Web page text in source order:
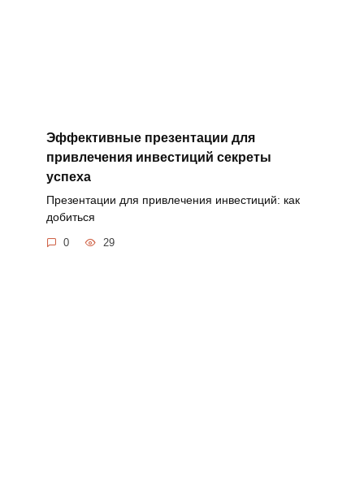
Эффективные презентации для
привлечения инвестиций секреты
успеха
Презентации для привлечения инвестиций: как
добиться
0 29